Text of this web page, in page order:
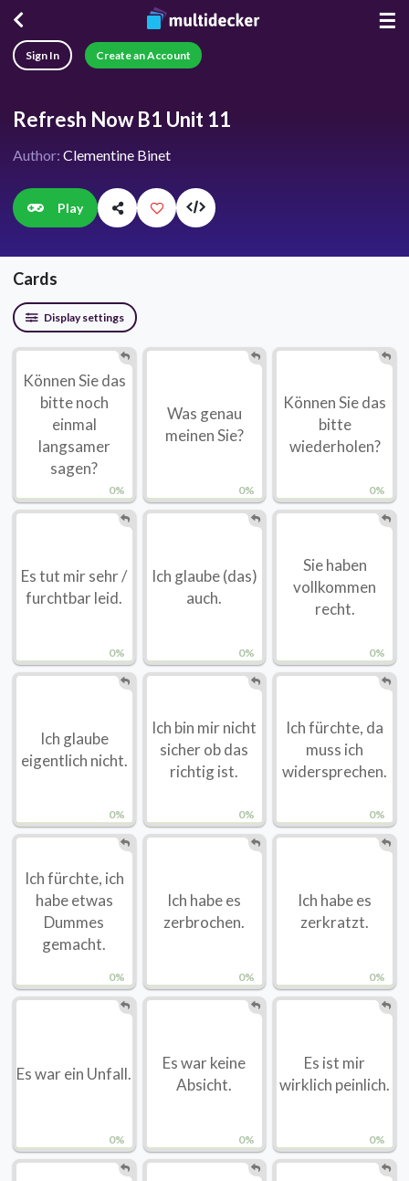
☰
Sign In Create an Account
Refresh Now B1 Unit 11
Author: Clementine Binet
Play
Cards
Display settings
0%
Können Sie das
bitte noch
einmal
langsamer
sagen?
0%
Was genau
meinen Sie?
0%
Können Sie das
bitte
wiederholen?
0%
Es tut mir sehr /
furchtbar leid.
0%
Ich glaube (das)
auch.
0%
Sie haben
vollkommen
recht.
0%
Ich glaube
eigentlich nicht.
0%
Ich bin mir nicht
sicher ob das
richtig ist.
0%
Ich fürchte, da
muss ich
widersprechen.
0%
Ich fürchte, ich
habe etwas
Dummes
gemacht.
0%
Ich habe es
zerbrochen.
0%
Ich habe es
zerkratzt.
0%
Es war ein Unfall.
0%
Es war keine
Absicht.
0%
Es ist mir
wirklich peinlich.